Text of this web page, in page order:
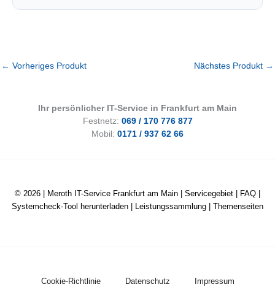
← Vorheriges Produkt Nächstes Produkt →
Ihr persönlicher IT-Service in Frankfurt am Main
Festnetz: 069 / 170 776 877
Mobil: 0171 / 937 62 66
© 2026 | Meroth IT-Service Frankfurt am Main Servicegebiet FAQ
Systemcheck-Tool herunterladen
Leistungssammlung Themenseiten
Cookie-Richtlinie Datenschutz Impressum